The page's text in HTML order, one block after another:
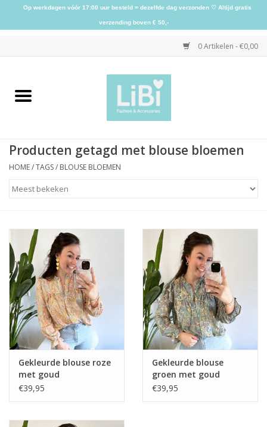
0 Artikelen - €0,00
Home
Schoenen
Sieraden
Accessoires
Home deco
SALE
Herensokken
Producten getagd met blouse bloemen
HOME/TAGS/ BLOUSE BLOEMEN
Gekleurde blouse roze
met goud
€39,95
Gekleurde blouse
groen met goud
€39,95
Op werkdagen vóór 17:00 uur besteld = dezelfde dag verzonden ♡ Altijd gratis
verzending boven € 50,-